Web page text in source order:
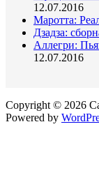
12.07.2016
Маротта:
Дзадза:
Аллегри:
12.07.2016
Copyright © 2026
Powered by